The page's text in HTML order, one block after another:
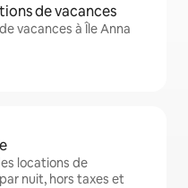
de vacances
vacances à Île Anna
locations de
nuit, hors taxes et